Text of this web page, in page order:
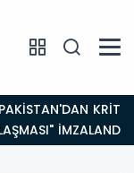
İMZALANDI!